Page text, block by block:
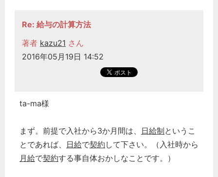
Re: 給与の計算方法
著者 kazu21 さん
2016年05月19日 14:52
ta-ma様
まず。前提で入社から3か月間は、 日給制というこ
とであれば、 日給で契約 して下さい。（入社時から
月給で契約する事自体おかしなことです。）